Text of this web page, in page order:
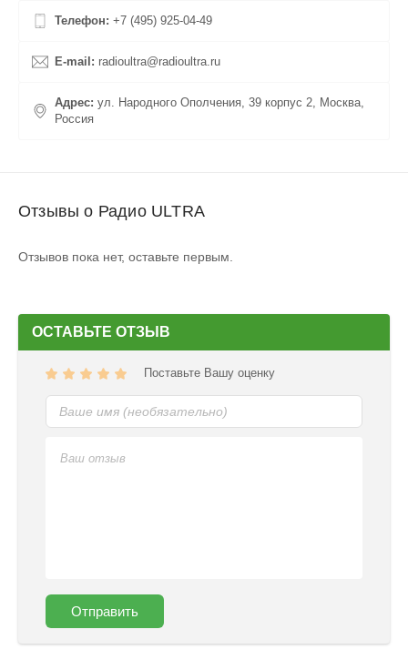
Телефон: +7 (495) 925-04-49
E-mail: radioultra@radioultra.ru
Адрес: ул. Народного Ополчения, 39 корпус 2, Москва,
Россия
Отзывы о Радио ULTRA
Отзывов пока нет, оставьте первым.
ОСТАВЬТЕ ОТЗЫВ
Поставьте Вашу оценку
Отправить